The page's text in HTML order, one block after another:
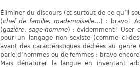
Éliminer du discours (et surtout de ce qu’il
(chef de famille, mademoiselle…) : bravo !
(gazière,sage-homme) : évidemment ! User
pour un langage non sexiste (comme ci-
avant des caractéristiques dédiées au genre
parle d’hommes ou de femmes : bravo
Mais dénaturer la langue en inventant